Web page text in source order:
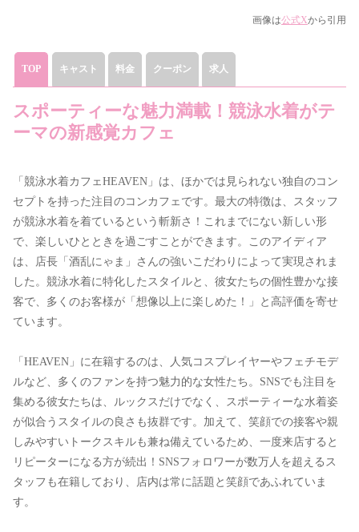
画像は公式Xから引用
TOP キャスト 料金 クーポン 求人
スポーティーな魅力満載！競泳水着がテ
ーマの新感覚カフェ
「競泳水着カフェHEAVEN」は、ほかでは見られない独自のコン
セプトを持った注目のコンカフェです。最大の特徴は、スタッフ
が競泳水着を着ているという斬新さ！これまでにない新しい形
で、楽しいひとときを過ごすことができます。このアイディア
は、店長「酒乱にゃま」さんの強いこだわりによって実現されま
した。競泳水着に特化したスタイルと、彼女たちの個性豊かな接
客で、多くのお客様が「想像以上に楽しめた！」と高評価を寄せ
ています。
「HEAVEN」に在籍するのは、人気コスプレイヤーやフェチモデ
ルなど、多くのファンを持つ魅力的な女性たち。SNSでも注目を
集める彼女たちは、ルックスだけでなく、スポーティーな水着姿
が似合うスタイルの良さも抜群です。加えて、笑顔での接客や親
しみやすいトークスキルも兼ね備えているため、一度来店すると
リピーターになる方が続出！SNSフォロワーが数万人を超えるス
タッフも在籍しており、店内は常に話題と笑顔であふれていま
す。